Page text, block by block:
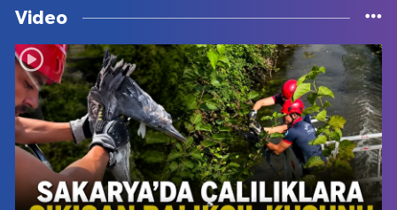
Video